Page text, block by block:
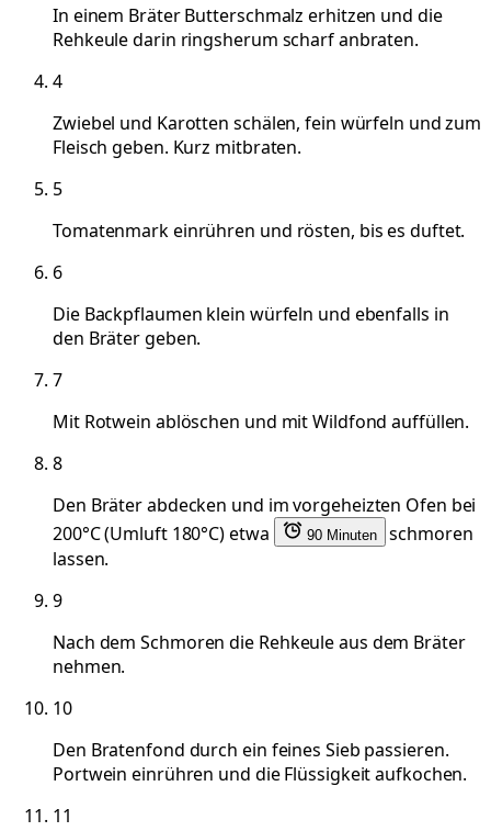
In einem Bräter Butterschmalz erhitzen und die
Rehkeule darin ringsherum scharf anbraten.
4
Zwiebel und Karotten schälen, fein würfeln und zum
Fleisch geben. Kurz mitbraten.
5
Tomatenmark einrühren und rösten, bis es duftet.
6
Die Backpflaumen klein würfeln und ebenfalls in
den Bräter geben.
7
Mit Rotwein ablöschen und mit Wildfond auffüllen.
8
Den Bräter abdecken und im vorgeheizten Ofen bei
200°C (Umluft 180°C) etwa
90 Minuten
schmoren
lassen.
9
Nach dem Schmoren die Rehkeule aus dem Bräter
nehmen.
10
Den Bratenfond durch ein feines Sieb passieren.
Portwein einrühren und die Flüssigkeit aufkochen.
11